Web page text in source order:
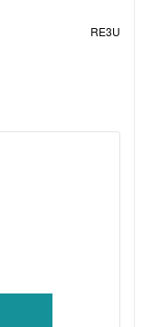
RE3U